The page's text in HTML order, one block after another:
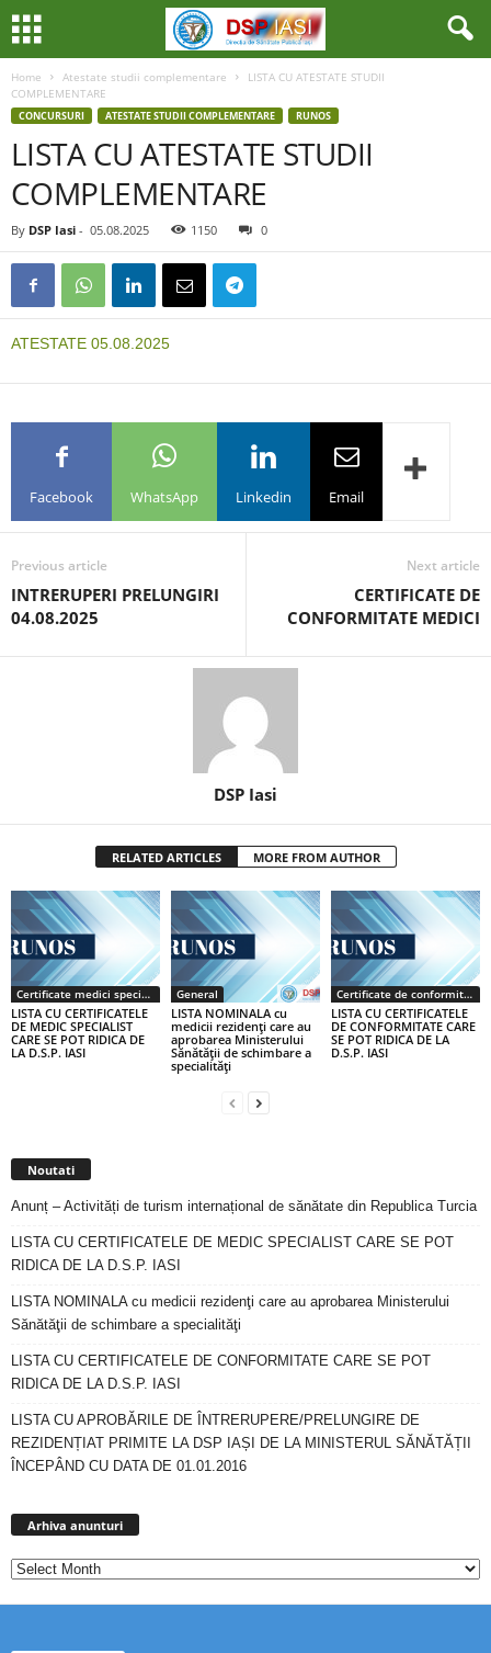
Home Atestate studii complementare
LISTA CU ATESTATE STUDII
COMPLEMENTARE
CONCURSURI ATESTATE STUDII COMPLEMENTARE RUNOS
LISTA CU ATESTATE STUDII
COMPLEMENTARE
By DSP Iasi - 05.08.2025 1150 0
ATESTATE 05.08.2025
Facebook WhatsApp Linkedin Email
Previous article
INTRERUPERI PRELUNGIRI
04.08.2025
Next article
CERTIFICATE DE
CONFORMITATE MEDICI
DSP Iasi
RELATED ARTICLES MORE FROM AUTHOR
Certificate medici specialiști / primari
LISTA CU CERTIFICATELE
DE MEDIC SPECIALIST
CARE SE POT RIDICA DE
LA D.S.P. IASI
General
LISTA NOMINALA cu
medicii rezidenţi care au
aprobarea Ministerului
Sănătăţii de schimbare a
specialităţi
Certificate de conformitate
LISTA CU CERTIFICATELE
DE CONFORMITATE CARE
SE POT RIDICA DE LA
D.S.P. IASI
Noutati
Anunț – Activități de turism internațional de sănătate din Republica Turcia
LISTA CU CERTIFICATELE DE MEDIC SPECIALIST CARE SE POT
RIDICA DE LA D.S.P. IASI
LISTA NOMINALA cu medicii rezidenţi care au aprobarea Ministerului
Sănătăţii de schimbare a specialităţi
LISTA CU CERTIFICATELE DE CONFORMITATE CARE SE POT
RIDICA DE LA D.S.P. IASI
LISTA CU APROBĂRILE DE ÎNTRERUPERE/PRELUNGIRE DE
REZIDENȚIAT PRIMITE LA DSP IAȘI DE LA MINISTERUL SĂNĂTĂȚII
ÎNCEPÂND CU DATA DE 01.01.2016
Arhiva anunturi